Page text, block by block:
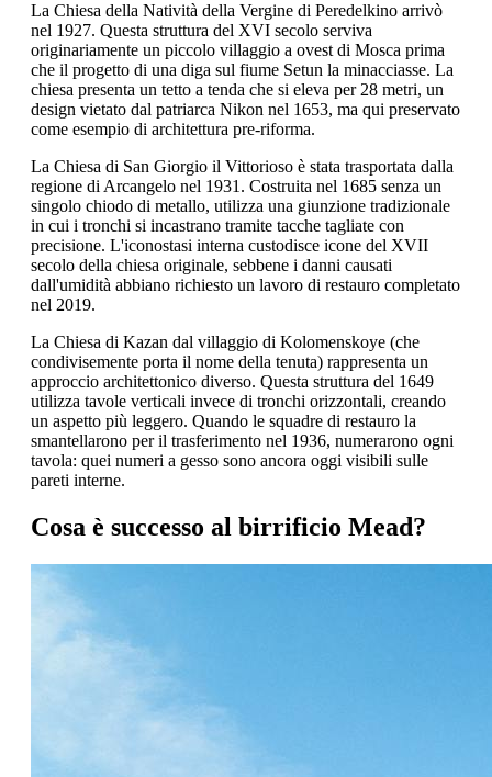
La Chiesa della Natività della Vergine di Peredelkino arrivò
nel 1927. Questa struttura del XVI secolo serviva
originariamente un piccolo villaggio a ovest di Mosca prima
che il progetto di una diga sul fiume Setun la minacciasse. La
chiesa presenta un tetto a tenda che si eleva per 28 metri, un
design vietato dal patriarca Nikon nel 1653, ma qui preservato
come esempio di architettura pre-riforma.
La Chiesa di San Giorgio il Vittorioso è stata trasportata dalla
regione di Arcangelo nel 1931. Costruita nel 1685 senza un
singolo chiodo di metallo, utilizza una giunzione tradizionale
in cui i tronchi si incastrano tramite tacche tagliate con
precisione. L'iconostasi interna custodisce icone del XVII
secolo della chiesa originale, sebbene i danni causati
dall'umidità abbiano richiesto un lavoro di restauro completato
nel 2019.
La Chiesa di Kazan dal villaggio di Kolomenskoye (che
condivisemente porta il nome della tenuta) rappresenta un
approccio architettonico diverso. Questa struttura del 1649
utilizza tavole verticali invece di tronchi orizzontali, creando
un aspetto più leggero. Quando le squadre di restauro la
smantellarono per il trasferimento nel 1936, numerarono ogni
tavola: quei numeri a gesso sono ancora oggi visibili sulle
pareti interne.
Cosa è successo al birrificio Mead?